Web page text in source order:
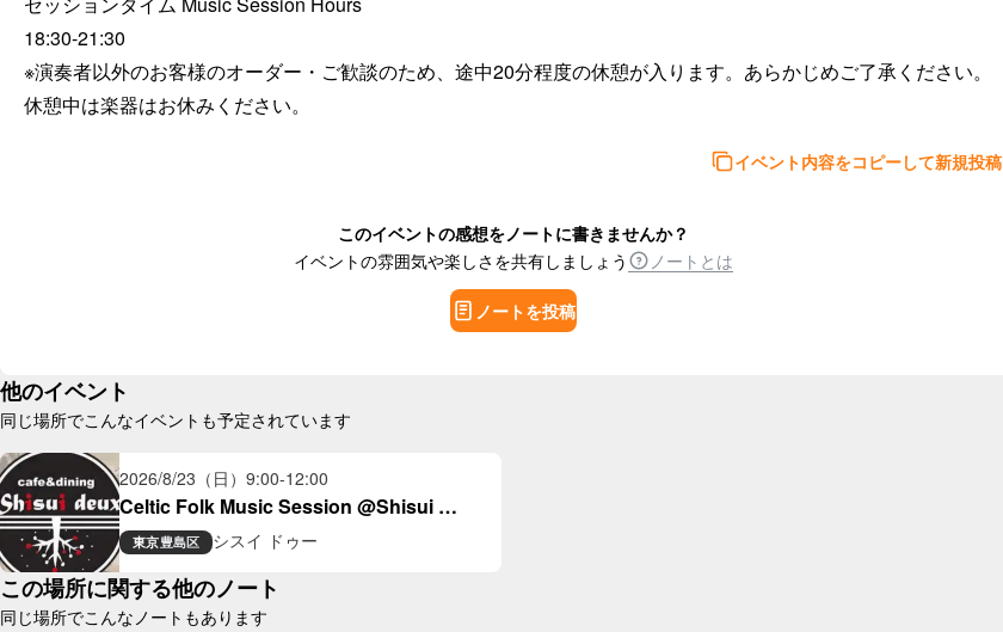
18:30-21:30
※演奏者以外のお客様のオーダー・ご歓談のため、途中20分程度の休憩が入ります。あらかじめご了承ください。
休憩中は楽器はお休みください。
イベント内容をコピーして新規投稿
このイベントの感想をノートに書きませんか？
イベントの雰囲気や楽しさを共有しましょう
ノートとは
ノートを投稿
他のイベント
同じ場所でこんなイベントも予定されています
2026/8/23（日） 9:00-12:00
Celtic Folk Music Session @Shisui
Deux(大塚)
東京豊島区 シスイ ドゥー
この場所に関する他のノート
同じ場所でこんなノートもあります